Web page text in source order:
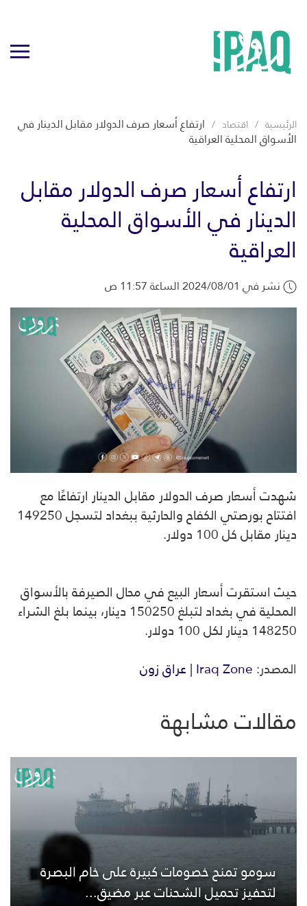
الرئيسية اقتصاد ارتفاع أسعار صرف الدولار مقابل الدينار في
الأسواق المحلية العراقية
ارتفاع أسعار صرف الدولار مقابل
الدينار في الأسواق المحلية
العراقية
نشر في 2024/08/01 الساعة 11:57 ص
شهدت أسعار صرف الدولار مقابل الدينار ارتفاعًا مع
افتتاح بورصتي الكفاح والحارثية ببغداد لتسجل 149250
دينار مقابل كل 100 دولار.
حيث استقرت أسعار البيع في محال الصيرفة بالأسواق
المحلية في بغداد لتبلغ 150250 دينار، بينما بلغ الشراء
148250 دينار لكل 100 دولار.
المصدر:Iraq Zone | عراق زون
مقالات مشابهة
سومو تمنح خصومات كبيرة على خام البصرة
لتحفيز تحميل الشحنات عبر مضيق...